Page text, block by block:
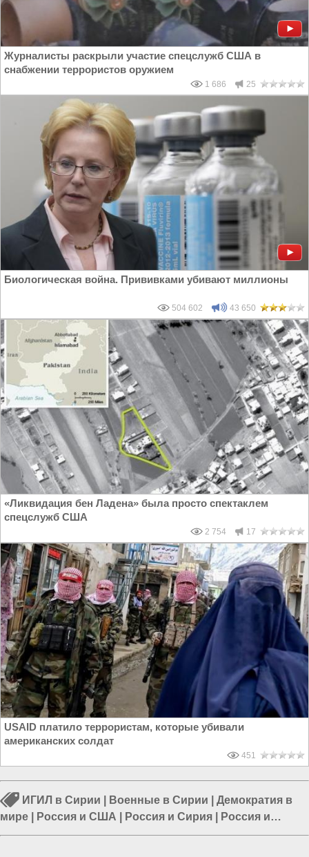
Журналисты раскрыли участие спецслужб США в
снабжении террористов оружием
1 686 25
Биологическая война. Прививками убивают миллионы
504 602 43 650
«Ликвидация бен Ладена» была просто спектаклем
спецслужб США
2 754 17
USAID платило террористам, которые убивали
американских солдат
451
ИГИЛ в Сирии Военные в Сирии
Демократия в
мире
Россия и США Россия и Сирия
Россия и
Евразия|Россия и Запад